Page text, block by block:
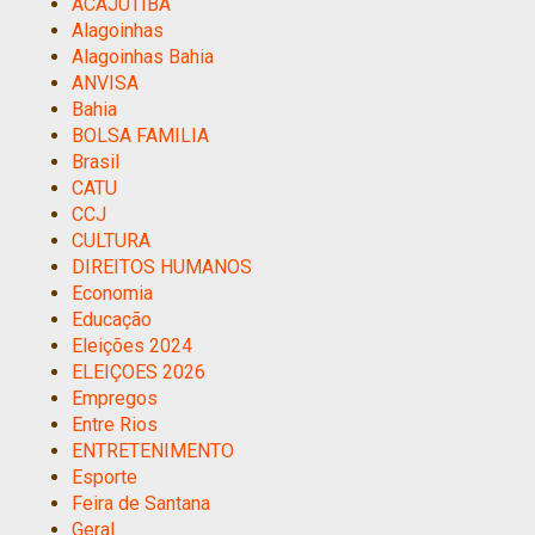
Alagoinhas
Alagoinhas Bahia
ANVISA
Bahia
BOLSA FAMILIA
Brasil
CATU
CCJ
CULTURA
DIREITOS HUMANOS
Economia
Educação
Eleições 2024
ELEIÇOES 2026
Empregos
Entre Rios
ENTRETENIMENTO
Esporte
Feira de Santana
Geral